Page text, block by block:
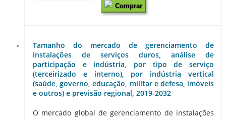
Comprar
Tamanho do mercado de gerenciamento de
instalações de serviços duros, análise de
participação e indústria, por tipo de serviço
(terceirizado e interno), por indústria vertical
(saúde, governo, educação, militar e defesa, imóveis
e outros) e previsão regional, 2019-2032
O mercado global de gerenciamento de instalações